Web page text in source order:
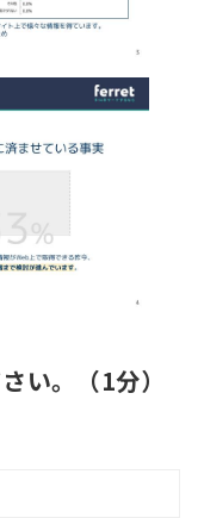
い。（1分）